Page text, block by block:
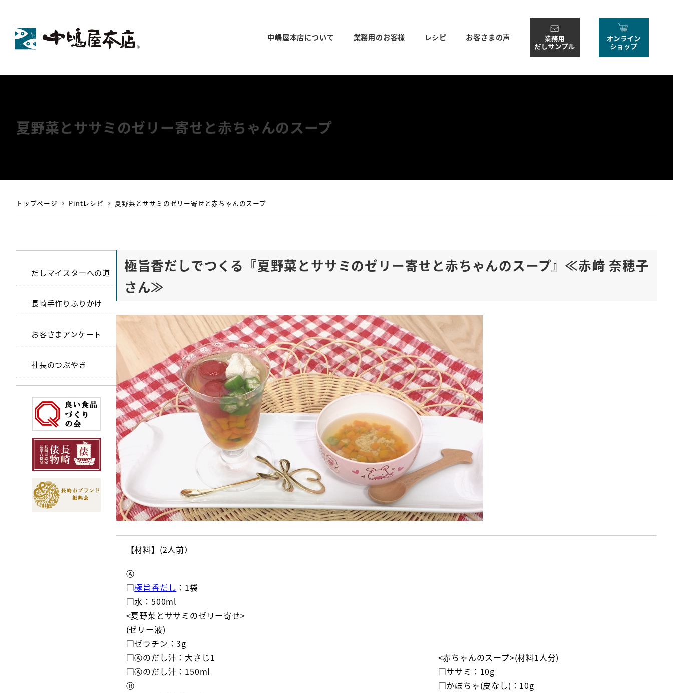
中嶋屋本店について 業務用のお客様 レシピ お客さまの声
夏野菜とササミのゼリー寄せと赤ちゃんのスープ
トップページ Pintレシピ 夏野菜とササミのゼリー寄せと赤ちゃんのスープ
極旨香だしでつくる『夏野菜とササミのゼリー寄せと赤ちゃんのスープ』≪赤﨑 奈穂子
さん≫
【材料】(2人前）
Ⓐ
□極旨香だし ：1袋
□水：500ml
<夏野菜とササミのゼリー寄せ>
(ゼリー液)
□ゼラチン：3g
□Ⓐのだし汁：大さじ1
□Ⓐのだし汁：150ml
Ⓑ
<赤ちゃんのスープ>(材料1人分)
□ササミ：10g
□かぼちゃ(皮なし)：10g
だしマイスターへの道
長崎手作りふりかけ
お客さまアンケート
社長のつぶやき